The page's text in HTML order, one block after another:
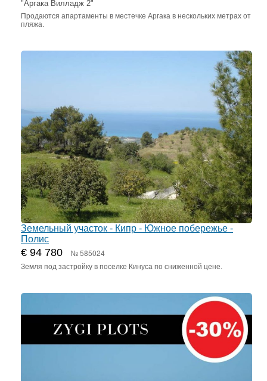
"Аргака Вилладж 2"
Продаются апартаменты в местечке Аргака в нескольких метрах от
пляжа.
Земельный участок - Кипр - Южное побережье -
Полис
€ 94 780 № 585024
Земля под застройку в поселке Кинуса по сниженной цене.